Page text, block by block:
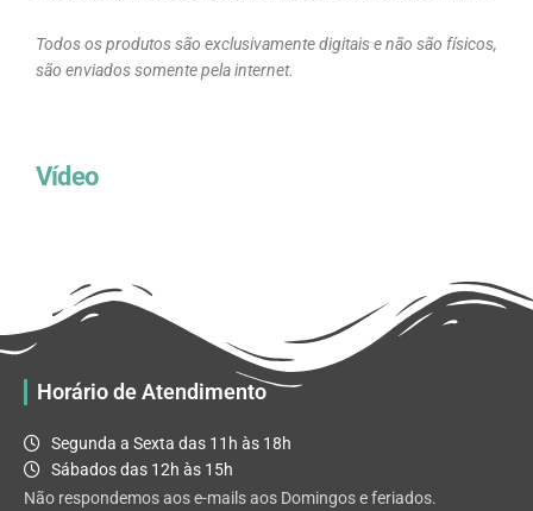
Todos os produtos são exclusivamente digitais e não são físicos,
são enviados somente pela internet.
Vídeo
Horário de Atendimento
Segunda a Sexta das 11h às 18h
Sábados das 12h às 15h
Não respondemos aos e-mails aos Domingos e feriados.